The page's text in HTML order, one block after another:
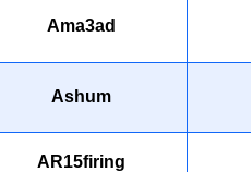
Ama3ad
Ashum
AR15firing